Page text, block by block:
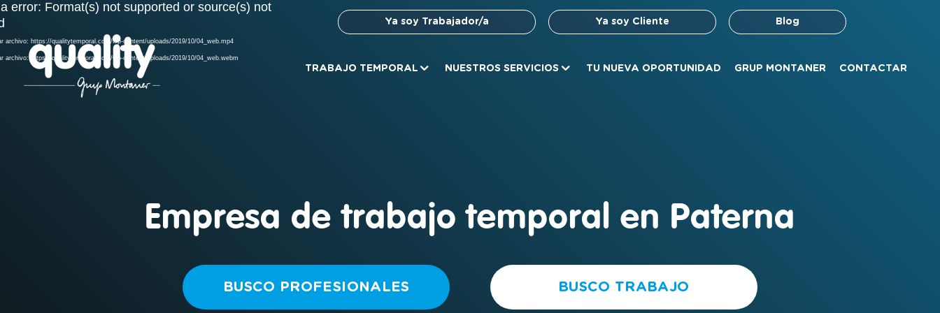
Ya soy Trabajador/a Ya soy Cliente Blog
TRABAJO TEMPORAL NUESTROS SERVICIOS TU NUEVA OPORTUNIDAD GRUP MONTANER CONTACTAR
Reproductor
de
vídeo
error: Format(s) not supported or source(s) not
archivo: https://qualitytemporal.com/wp-content/uploads/2019/10/04_web.mp4
archivo: https://qualitytemporal.com/wp-content/uploads/2019/10/04_web.webm
Empresa de trabajo temporal en Paterna
BUSCO PROFESIONALES BUSCO TRABAJO